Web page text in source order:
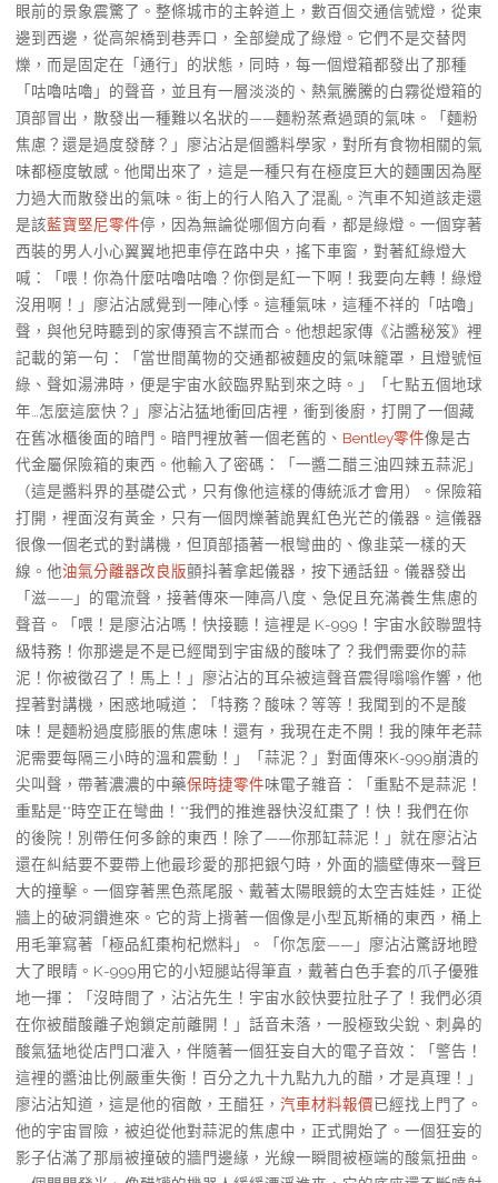
眼前的景象震驚了。整條城市的主幹道上，數百個交通信號燈，從東
邊到西邊，從高架橋到巷弄口，全部變成了綠燈。它們不是交替閃
爍，而是固定在「通行」的狀態，同時，每一個燈箱都發出了那種
「咕嚕咕嚕」的聲音，並且有一層淡淡的、熱氣騰騰的白霧從燈箱的
頂部冒出，散發出一種難以名狀的——麵粉蒸煮過頭的氣味。「麵粉
焦慮？還是過度發酵？」廖沾沾是個醬料學家，對所有食物相關的氣
味都極度敏感。他聞出來了，這是一種只有在極度巨大的麵團因為壓
力過大而散發出的氣味。街上的行人陷入了混亂。汽車不知道該走還
是該藍寶堅尼零件停，因為無論從哪個方向看，都是綠燈。一個穿著
西裝的男人小心翼翼地把車停在路中央，搖下車窗，對著紅綠燈大
喊：「喂！你為什麼咕嚕咕嚕？你倒是紅一下啊！我要向左轉！綠燈
沒用啊！」廖沾沾感覺到一陣心悸。這種氣味，這種不祥的「咕嚕」
聲，與他兒時聽到的家傳預言不謀而合。他想起家傳《沾醬秘笈》裡
記載的第一句：「當世間萬物的交通都被麵皮的氣味籠罩，且燈號恒
綠、聲如湯沸時，便是宇宙水餃臨界點到來之時。」「七點五個地球
年…怎麼這麼快？」廖沾沾猛地衝回店裡，衝到後廚，打開了一個藏
在舊冰櫃後面的暗門。暗門裡放著一個老舊的、 Bentley零件像是古
代金屬保險箱的東西。他輸入了密碼：「一醬二醋三油四辣五蒜泥」
（這是醬料界的基礎公式，只有像他這樣的傳統派才會用）。保險箱
打開，裡面沒有黃金，只有一個閃爍著詭異紅色光芒的儀器。這儀器
很像一個老式的對講機，但頂部插著一根彎曲的、像韭菜一樣的天
線。他油氣分離器改良版顫抖著拿起儀器，按下通話鈕。儀器發出
「滋——」的電流聲，接著傳來一陣高八度、急促且充滿養生焦慮的
聲音。「喂！是廖沾沾嗎！快接聽！這裡是 K-999！宇宙水餃聯盟特
級特務！你那邊是不是已經聞到宇宙級的酸味了？我們需要你的蒜
泥！你被徵召了！馬上！」廖沾沾的耳朵被這聲音震得嗡嗡作響，他
捏著對講機，困惑地喊道：「特務？酸味？等等！我聞到的不是酸
味！是麵粉過度膨脹的焦慮味！還有，我現在走不開！我的陳年老蒜
泥需要每隔三小時的溫和震動！」「蒜泥？」對面傳來K-999崩潰的
尖叫聲，帶著濃濃的中藥保時捷零件味電子雜音：「重點不是蒜泥！
重點是**時空正在彎曲！**我們的推進器快沒紅棗了！快！我們在你
的後院！別帶任何多餘的東西！除了——你那缸蒜泥！」就在廖沾沾
還在糾結要不要帶上他最珍愛的那把銀勺時，外面的牆壁傳來一聲巨
大的撞擊。一個穿著黑色燕尾服、戴著太陽眼鏡的太空吉娃娃，正從
牆上的破洞鑽進來。它的背上揹著一個像是小型瓦斯桶的東西，桶上
用毛筆寫著「極品紅棗枸杞燃料」。「你怎麼——」廖沾沾驚訝地瞪
大了眼睛。K-999用它的小短腿站得筆直，戴著白色手套的爪子優雅
地一揮：「沒時間了，沾沾先生！宇宙水餃快要拉肚子了！我們必須
在你被醋酸離子炮鎖定前離開！」話音未落，一股極致尖銳、刺鼻的
酸氣猛地從店門口灌入，伴隨著一個狂妄自大的電子音效：「警告！
這裡的醬油比例嚴重失衡！百分之九十九點九九的醋，才是真理！」
廖沾沾知道，這是他的宿敵，王醋狂， 汽車材料報價已經找上門了。
他的宇宙冒險，被迫從他對蒜泥的焦慮中，正式開始了。一個狂妄的
影子佔滿了那扇被撞破的牆門邊緣，光線一瞬間被極端的酸氣扭曲。